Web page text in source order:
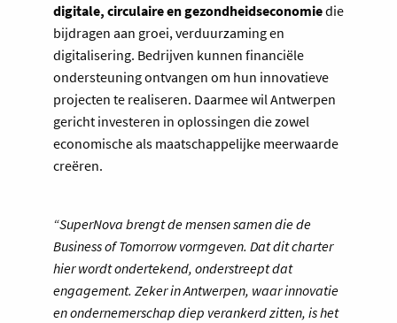
digitale, circulaire en gezondheidseconomiedie
bijdragen aan groei, verduurzaming en
digitalisering. Bedrijven kunnen financiële
ondersteuning ontvangen om hun innovatieve
projecten te realiseren. Daarmee wil Antwerpen
gericht investeren in oplossingen die zowel
economische als maatschappelijke meerwaarde
creëren.
“SuperNova brengt de mensen samen die de
Business of Tomorrow vormgeven. Dat dit charter
hier wordt ondertekend, onderstreept dat
engagement. Zeker in Antwerpen, waar innovatie
en ondernemerschap diep verankerd zitten, is het